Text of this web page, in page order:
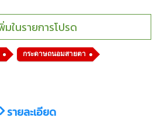
กระดาษถนอมสายตา
รายละเอียด